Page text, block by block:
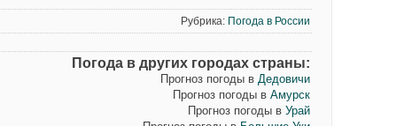
Рубрика: Погода в России
Погода в других городах страны:
Прогноз погоды в Дедовичи
Прогноз погоды в Амурск
Прогноз погоды в Урай